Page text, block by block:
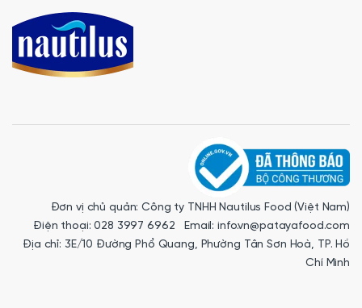
Đơn vị chủ quản: Công ty TNHH Nautilus Food (Việt Nam)
Điện thoại: 028 3997 6962 Email: info.vn@patayafood.com
Địa chỉ: 3E/10 Đường Phổ Quang, Phường Tân Sơn Hoà, TP. Hồ
Chí Minh